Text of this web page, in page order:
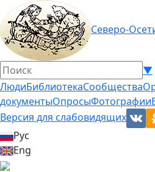
Северо-
▼
ЛюдиБиблиотекаСообщества
документыОпросыФотографии
Версия для слабовидящих
Рус
Eng